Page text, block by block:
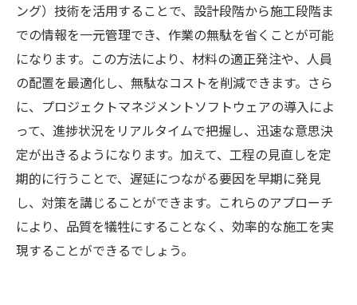
ング）技術を活用することで、設計段階から施工段階ま
での情報を一元管理でき、作業の無駄を省くことが可能
になります。この方法により、材料の適正発注や、人員
の配置を最適化し、無駄なコストを削減できます。さら
に、プロジェクトマネジメントソフトウェアの導入によ
って、進捗状況をリアルタイムで把握し、迅速な意思決
定が出きるようになります。加えて、工程の見直しを定
期的に行うことで、遅延につながる要因を早期に発見
し、対策を講じることができます。これらのアプローチ
により、品質を犠牲にすることなく、効率的な施工を実
現することができるでしょう。